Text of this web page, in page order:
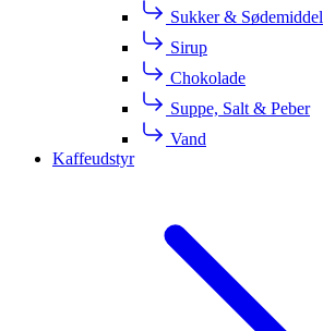
Sukker & Sødemiddel
Sirup
Chokolade
Suppe, Salt & Peber
Vand
Kaffeudstyr